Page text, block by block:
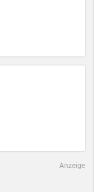
Anzeige